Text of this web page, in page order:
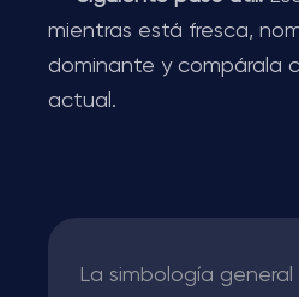
mientras está fresca,
dominante y compárala
actual.
La simbología general